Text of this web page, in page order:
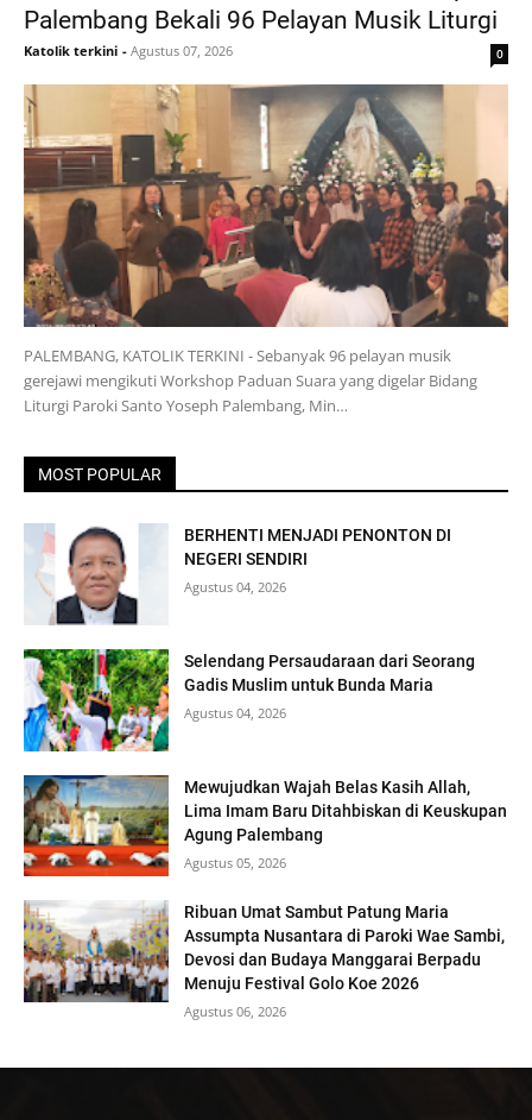
Palembang Bekali 96 Pelayan Musik Liturgi
Katolik terkini - Agustus 07, 2026 0
PALEMBANG, KATOLIK TERKINI - Sebanyak 96 pelayan musik
gerejawi mengikuti Workshop Paduan Suara yang digelar Bidang
Liturgi Paroki Santo Yoseph Palembang, Min…
MOST POPULAR
BERHENTI MENJADI PENONTON DI
NEGERI SENDIRI
Agustus 04, 2026
Selendang Persaudaraan dari Seorang
Gadis Muslim untuk Bunda Maria
Agustus 04, 2026
Mewujudkan Wajah Belas Kasih Allah,
Lima Imam Baru Ditahbiskan di Keuskupan
Agung Palembang
Agustus 05, 2026
Ribuan Umat Sambut Patung Maria
Assumpta Nusantara di Paroki Wae Sambi,
Devosi dan Budaya Manggarai Berpadu
Menuju Festival Golo Koe 2026
Agustus 06, 2026